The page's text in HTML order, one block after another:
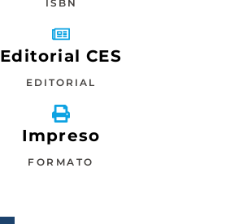
ISBN
Editorial CES
EDITORIAL
Impreso
FORMATO